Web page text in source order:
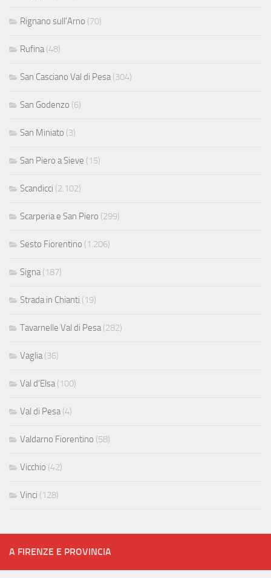
Rignano sull'Arno (70)
Rufina(48)
San Casciano Val di Pesa(304)
San Godenzo (6)
San Miniato (3)
San Piero a Sieve (15)
Scandicci (2.102)
Scarperia e San Piero (299)
Sesto Fiorentino (1.206)
Signa(187)
Strada in Chianti (19)
Tavarnelle Val di Pesa(282)
Vaglia(36)
Val d'Elsa(100)
Val di Pesa(4)
Valdarno Fiorentino (58)
Vicchio (42)
Vinci (128)
A FIRENZE E PROVINCIA